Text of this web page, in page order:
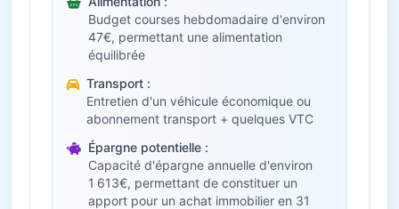
Budget courses hebdomadaire d'environ
47€, permettant une alimentation
équilibrée
Transport :
Entretien d'un véhicule économique ou
abonnement transport + quelques VTC
Épargne potentielle :
Capacité d'épargne annuelle d'environ
1 613€, permettant de constituer un
apport pour un achat immobilier en 31